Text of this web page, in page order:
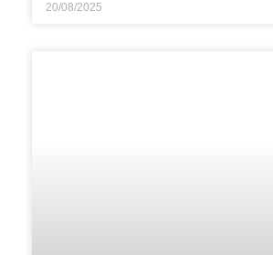
20/08/2025